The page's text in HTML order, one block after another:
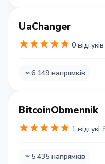
UaChanger
0 відгуків
6 149 напрямків
BitcoinObmennik
1 відгук
5 435 напрямків